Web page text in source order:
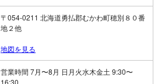
〒054-0211 北海道勇払郡むかわ町穂別８０番
地２他
地図を見る
営業時間 7月〜8月 日月火水木金土 9:30〜
16:30